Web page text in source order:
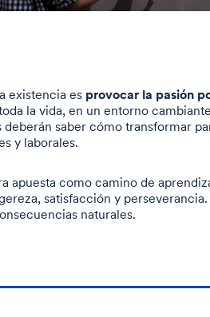
existencia es provocar la pasión
la vida, en un entorno
deberán saber cómo transformar
y laborales.
apuesta como camino de
satisfacción y perseverancia.
naturales.